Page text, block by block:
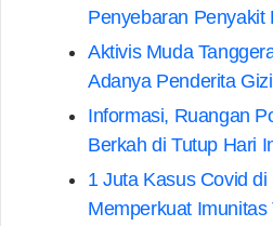
Penyebaran Penyakit
Aktivis Muda
Adanya Penderita
Informasi, Ruangan
Berkah di Tutup Hari
1 Juta Kasus Covid
Memperkuat Imunitas